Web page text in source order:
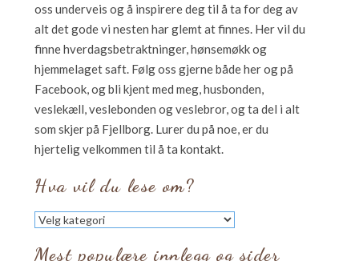
oss underveis og å inspirere deg til å ta for deg av
alt det gode vi nesten har glemt at finnes. Her vil du
finne hverdagsbetraktninger, hønsemøkk og
hjemmelaget saft. Følg oss gjerne både her og på
Facebook, og bli kjent med meg, husbonden,
veslekæll, veslebonden og veslebror, og ta del i alt
som skjer på Fjellborg. Lurer du på noe, er du
hjertelig velkommen til å ta kontakt.
Hva vil du lese om?
Hva
vil
du
Mest populære innlegg og sider